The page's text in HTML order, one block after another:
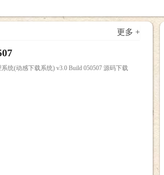
更多 +
统(动感下载系统) v3.0 Build 050507 源码下载